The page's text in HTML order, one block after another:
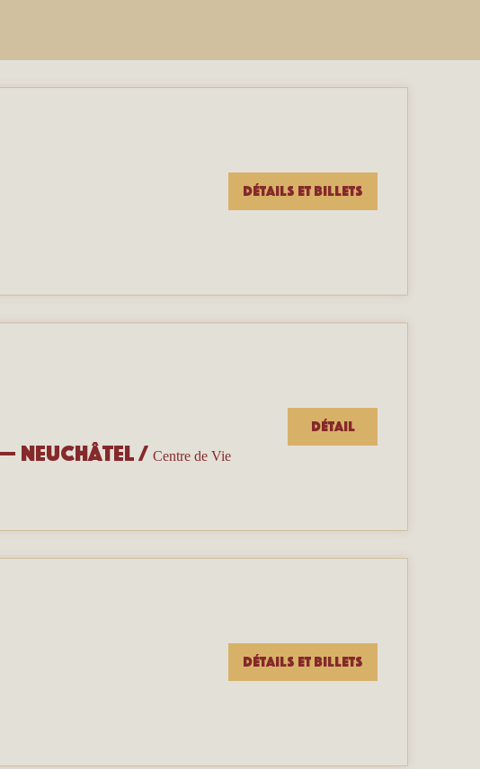
Détails et billets
Neuchâtel/ Centre de Vie
Détail
Détails et billets